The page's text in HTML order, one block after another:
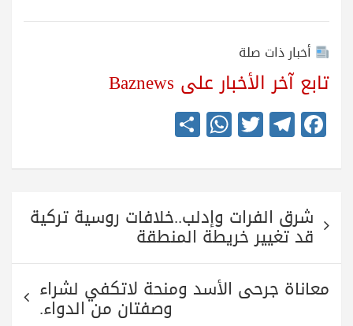
أخبار ذات صلة
تابع آخر الأخبار على Baznews
Fa
ce
bo
ok
Te
le
gr
a
m
T
wi
tte
r
W
ha
ts
A
pp
re
تصفّح
المقالات
شرق الفرات وإدلب..خلافات روسية تركية
قد تغيير خريطة المنطقة
معاناة جرحى الأسد ومنحة لاتكفي لشراء
وصفتان من الدواء.